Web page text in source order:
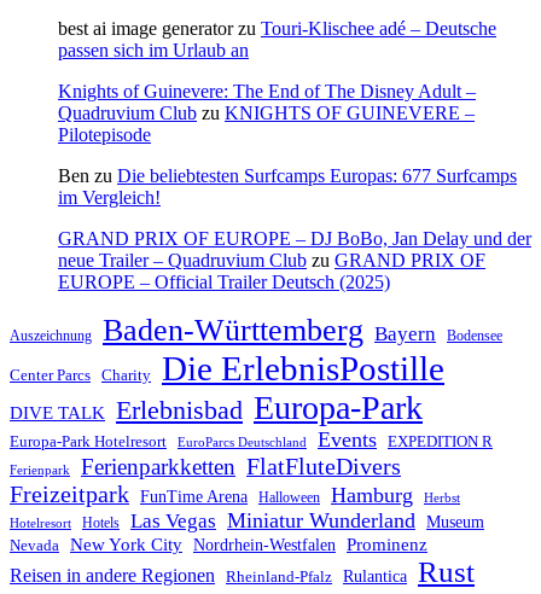
best ai image generatorzu Touri-Klischee adé – Deutsche
passen sich im Urlaub an
Knights of Guinevere: The End of The Disney Adult –
Quadruvium Club zu KNIGHTS OF GUINEVERE –
Pilotepisode
Ben zu Die beliebtesten Surfcamps Europas: 677 Surfcamps
im Vergleich!
GRAND PRIX OF EUROPE – DJ BoBo, Jan Delay und der
neue Trailer – Quadruvium Club zu GRAND PRIX OF
EUROPE – Official Trailer Deutsch (2025)
Auszeichnung Baden-Württemberg Bayern Bodensee
Center Parcs Charity Die ErlebnisPostille
DIVE TALK Erlebnisbad Europa-Park
Europa-Park Hotelresort EuroParcs Deutschland Events EXPEDITION R
Ferienpark Ferienparkketten FlatFluteDivers
Freizeitpark FunTime Arena Halloween Hamburg Herbst
Hotelresort Hotels Las Vegas Miniatur Wunderland Museum
Nevada New York City Nordrhein-Westfalen
Prominenz
Reisen in andere Regionen
Rheinland-Pfalz Rulantica Rust